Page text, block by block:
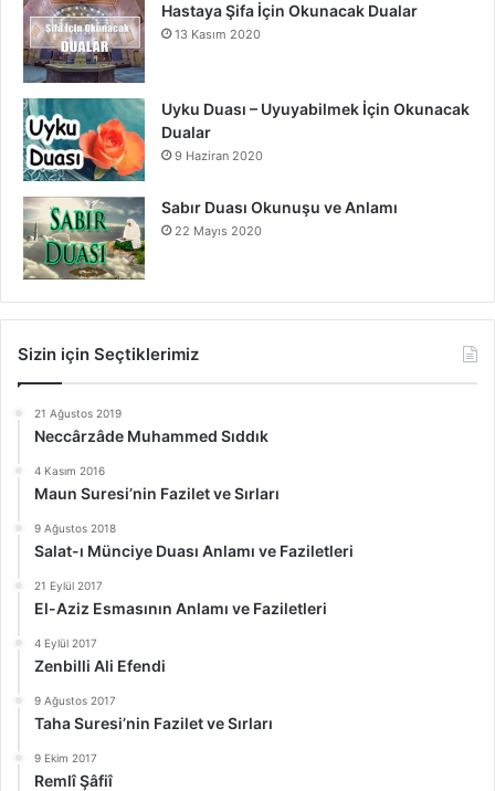
Hastaya Şifa İçin Okunacak Dualar
13 Kasım 2020
Uyku Duası – Uyuyabilmek İçin Okunacak
Dualar
9 Haziran 2020
Sabır Duası Okunuşu ve Anlamı
22 Mayıs 2020
Sizin için Seçtiklerimiz
21 Ağustos 2019
Neccârzâde Muhammed Sıddık
4 Kasım 2016
Maun Suresi’nin Fazilet ve Sırları
9 Ağustos 2018
Salat-ı Münciye Duası Anlamı ve Faziletleri
21 Eylül 2017
El-Aziz Esmasının Anlamı ve Faziletleri
4 Eylül 2017
Zenbilli Ali Efendi
9 Ağustos 2017
Taha Suresi’nin Fazilet ve Sırları
9 Ekim 2017
Remlî Şâfiî